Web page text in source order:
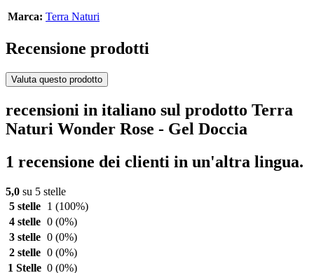
Marca: Terra Naturi
Recensione prodotti
Valuta questo prodotto
recensioni in italiano sul prodotto Terra
Naturi Wonder Rose - Gel Doccia
1 recensione dei clienti in un'altra lingua.
5,0 su 5 stelle
5 stelle
1 (100%)
4 stelle 0 (0%)
3 stelle 0 (0%)
2 stelle 0 (0%)
1 Stelle 0 (0%)